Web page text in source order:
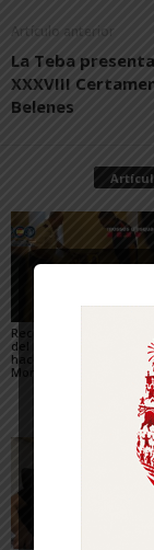
Artículo anterior
La Teba
XXXVIII
Belenes
Recuperado un relieve
del siglo XVI robado
hace 16 años del
Monasterio de Fitero